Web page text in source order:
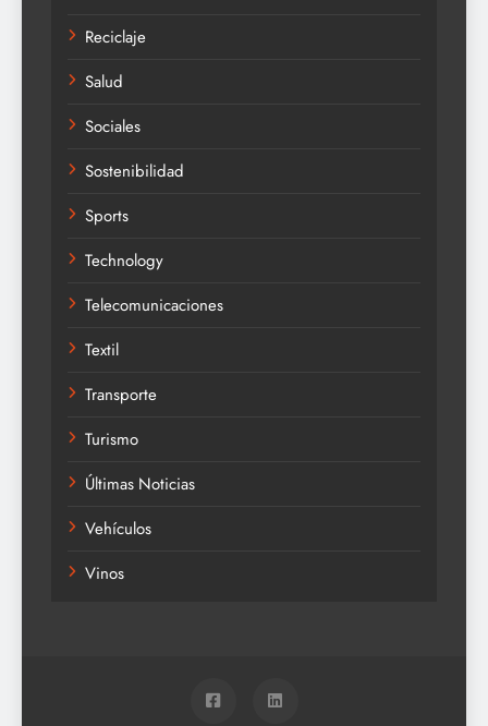
Reciclaje
Salud
Sociales
Sostenibilidad
Sports
Technology
Telecomunicaciones
Textil
Transporte
Turismo
Últimas Noticias
Vehículos
Vinos